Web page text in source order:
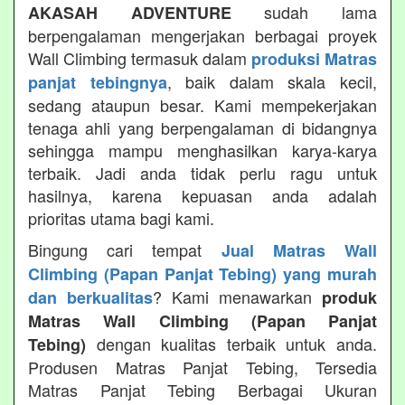
AKASAH ADVENTUREsudah lama
berpengalaman mengerjakan berbagai proyek
Wall Climbing termasuk dalam produksi Matras
panjat tebingnya, baik dalam skala kecil,
sedang ataupun besar. Kami mempekerjakan
tenaga ahli yang berpengalaman di bidangnya
sehingga mampu menghasilkan karya-karya
terbaik. Jadi anda tidak perlu ragu untuk
hasilnya, karena kepuasan anda adalah
prioritas utama bagi kami.
Bingung cari tempat Jual Matras Wall
Climbing (Papan Panjat Tebing) yang murah
dan berkualitas? Kami menawarkan produk
Matras Wall Climbing (Papan Panjat
Tebing) dengan kualitas terbaik untuk anda.
Produsen Matras Panjat Tebing, Tersedia
Matras Panjat Tebing Berbagai Ukuran